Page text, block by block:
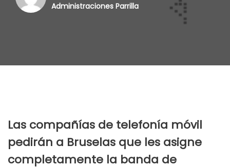
Administraciones Parrilla
Las compañías de telefonía móvil
pedirán a Bruselas que les asigne
completamente la banda de